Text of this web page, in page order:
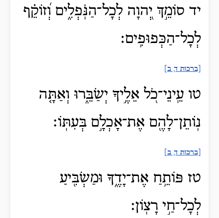
יד סוֹמֵ֣ךְ יְ֭הוָה לְכָל־הַנֹּֽפְלִ֑ים וְ֝זוֹקֵ֗ף
לְכָל־הַכְּפוּפִֽים׃
[ברכות ד, ב]
טו עֵֽינֵי־כֹ֭ל אֵלֶ֣יךָ יְשַׂבֵּ֑רוּ וְאַתָּ֤ה
נֽוֹתֵן־לָהֶ֖ם אֶת־אָכְלָ֣ם בְּעִתּֽוֹ׃
[ברכות ד, ב]
טז פּוֹתֵ֥חַ אֶת־יָדֶ֑ךָ וּמַשְׂבִּ֖יעַ
לְכָל־חַ֣י רָצֽוֹן׃